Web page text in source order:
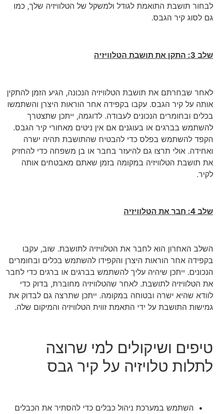
לבחור תושבת התואמת לגודל ולמשקל של הטלוויזיה שלך, כמו
גם לסוג קיר הגבס.
שלב 3: התקן את תושבת הטלוויזיה
לאחר שבחרתם את תושבת הטלוויזיה הנכונה, הגיע הזמן להתקין
אותה על קיר הגבס. עקבו בקפידה אחר הוראות היצרן והשתמשו
בכלים ובחומרים הנכונים לעבודה. לדוגמה, ייתכן שתצטרך
להשתמש בברגים או בעוגנים אם אין ניטים מאחורי קיר הגבס.
הקפד להשתמש בפלס כדי להבטיח שהתושבת תהיה ישרה
ואחידה. אולי תרצו גם להיעזר בחבר או בן משפחה כדי להחזיק
את תושבת הטלוויזיה במקומה בזמן שאתם מאבטחים אותה
לקיר.
שלב 4: חבר את הטלוויזיה
השלב האחרון הוא לחבר את הטלוויזיה לתושבת. שוב, עקבו
בקפידה אחר הוראות היצרן והקפידו להשתמש בכלים ובחומרים
הנכונים. ייתכן שיהיה עליך להשתמש בברגים או ברגים כדי לחבר
את הטלוויזיה לתושבת. לאחר שהטלוויזיה מחוברת, בדוק כדי
לוודא שהיא ישרה ובטוחה במקומה. ייתכן שתרצה גם לבדוק את
גמישות התושבת על ידי התאמת זווית הטלוויזיה והמיקום שלה.
טיפים ושיקולים למי שרוצה
לתלות טלויזיה על קיר גבס
השתמש במערכת ניהול כבלים כדי להסתיר את הכבלים